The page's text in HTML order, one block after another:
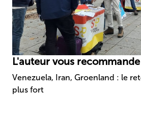
L'auteur vous
Venezuela, Iran, Groenland : le
plus fort